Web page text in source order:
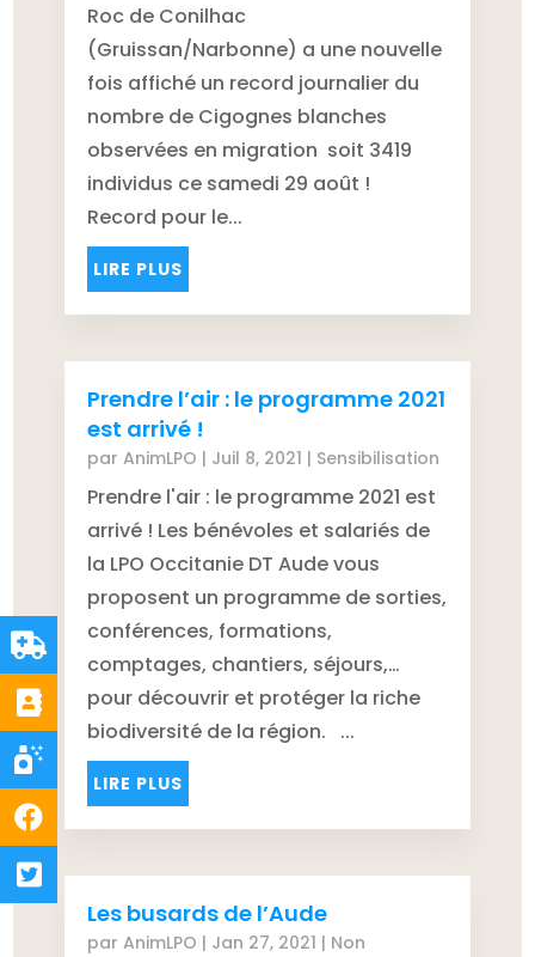
Roc de Conilhac
(Gruissan/Narbonne) a une nouvelle
fois affiché un record journalier du
nombre de Cigognes blanches
observées en migration soit 3419
individus ce samedi 29 août !
Record pour le...
LIRE PLUS
Prendre l’air : le programme 2021
est arrivé !
par AnimLPO | Juil 8, 2021 | Sensibilisation
Prendre l'air : le programme 2021 est
arrivé ! Les bénévoles et salariés de
la LPO Occitanie DT Aude vous
proposent un programme de sorties,
conférences, formations,
comptages, chantiers, séjours,…
pour découvrir et protéger la riche
biodiversité de la région. ...
LIRE PLUS
Les busards de l’Aude
par AnimLPO | Jan 27, 2021 | Non